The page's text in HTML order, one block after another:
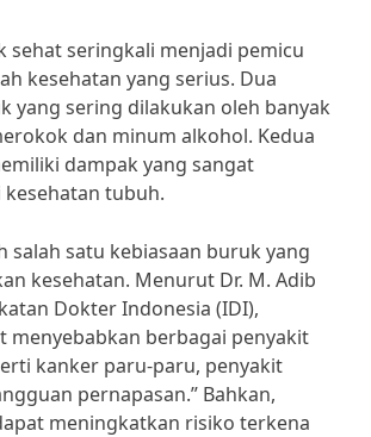
sehat seringkali menjadi pemicu
kesehatan yang serius. Dua
yang sering dilakukan oleh banyak
dan minum alkohol. Kedua
dampak yang sangat
tubuh.
salah satu kebiasaan buruk yang
kesehatan. Menurut Dr. M. Adib
Dokter Indonesia (IDI),
menyebabkan berbagai penyakit
kanker paru-paru, penyakit
pernapasan.” Bahkan,
meningkatkan risiko terkena